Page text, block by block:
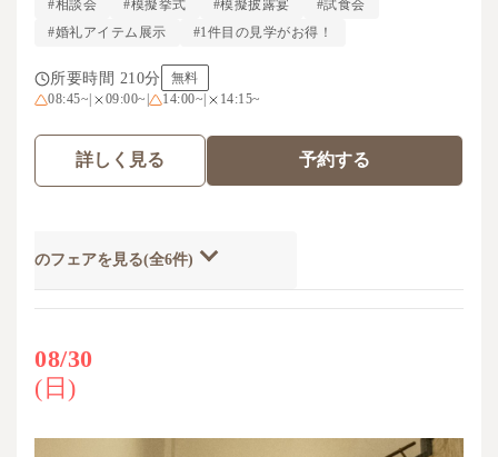
#相談会 #模擬挙式 #模擬披露宴
#試食会
#婚礼アイテム展示
#1件目の見学がお得！
所要時間 210分
無料
08:45~
09:00~ 14:00~ 14:15~
詳しく見る 予約する
催のフェアを見る(全6件)
08/30
(日)